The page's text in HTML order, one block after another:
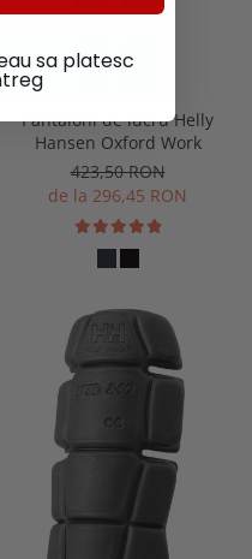
Pantaloni de lucru Helly
Hansen Oxford Work
423,50 RON
de la 296,45 RON
sa platesc